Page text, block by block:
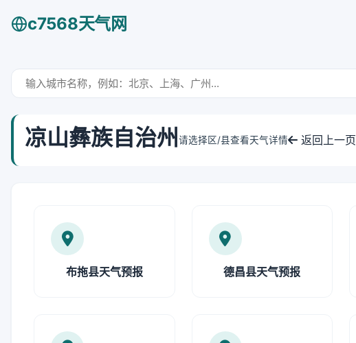
c7568天气网
凉山彝族自治州 请选择区/县查看天气详情 返回上一页
布拖县天气预报 德昌县天气预报